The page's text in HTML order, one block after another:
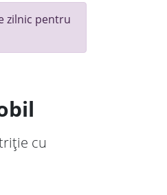
zilnic pentru
cu